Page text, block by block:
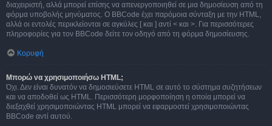
διαχειριστή, αλλά μπορεί επίσης να απενεργοποιηθεί σε μια δημοσίευση από τη
φόρμα υποβολής μηνύματος. Ο BBCode έχει παρόμοια σύνταξη με την HTML,
αλλά οι εντολές περικλείονται σε αγκύλες [ και ] αντί < και >. Για περισσότερες
πληροφορίες για τον BBCode δείτε τον οδηγό από τη φόρμα δημοσίευσης.
Κορυφή
Μπορώ να χρησιμοποιήσω HTML;
Όχι. Δεν είναι δυνατόν να δημοσιεύσετε HTML σε αυτό το σύστημα συζητήσεων
και να αποδοθεί ως HTML. Περισσότερη μορφοποίηση η οποία μπορεί να
διεξαχθεί χρησιμοποιώντας HTML μπορεί να εφαρμοστεί χρησιμοποιώντας
BBCode αντί αυτού.